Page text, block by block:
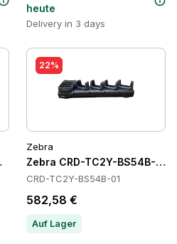
heute
Delivery in 3 days
01 Batteries
22%
Zebra
Zebra CRD-TC2Y-BS54B-01
CRD-TC2Y-BS54B-01
582,58 €
Auf Lager